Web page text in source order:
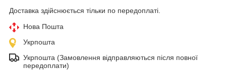
Доставка здійснюється тільки по передоплаті.
Нова Пошта
Укрпошта
Укрпошта (Замовлення відправляються після повної
передоплати)